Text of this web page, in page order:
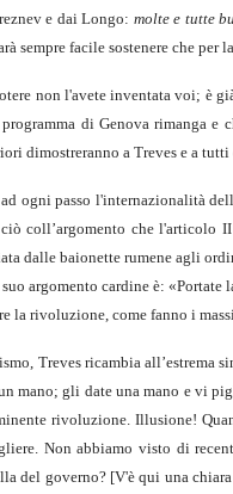
e dai Longo: molte e tutte
sempre facile sostenere che
non l'avete inventata voi; è
di Genova rimanga e
dimostreranno a Treves e a
ogni passo l'internazionalità
coll’argomento che l'articolo
dalle baionette rumene agli
argomento cardine è:
la rivoluzione, come fanno i
Treves ricambia all’estrema
mano; gli date una mano e vi
rivoluzione. Illusione!
Non abbiamo visto di
del governo? [V'è qui una